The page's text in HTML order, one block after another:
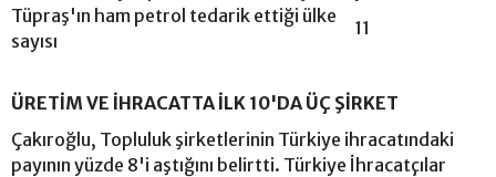
Tüpraş'ın ham petrol tedarik ettiği ülke
sayısı
11
ÜRETİM VE İHRACATTA İLK 10'DA ÜÇ ŞİRKET
Çakıroğlu, Topluluk şirketlerinin Türkiye ihracatındaki
payının yüzde 8'i aştığını belirtti. Türkiye İhracatçılar